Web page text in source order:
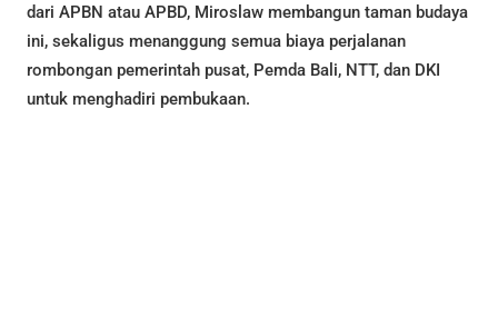
dari APBN atau APBD, Miroslaw membangun taman budaya
ini, sekaligus menanggung semua biaya perjalanan
rombongan pemerintah pusat, Pemda Bali, NTT, dan DKI
untuk menghadiri pembukaan.